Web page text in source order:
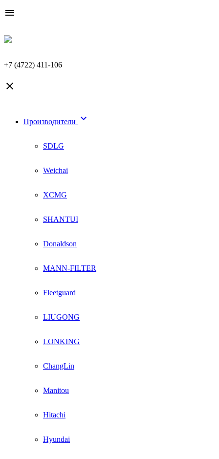

+7 (4722) 411-106

Производители 
SDLG
Weichai
XCMG
SHANTUI
Donaldson
MANN-FILTER
Fleetguard
LIUGONG
LONKING
ChangLin
Manitou
Hitachi
Hyundai